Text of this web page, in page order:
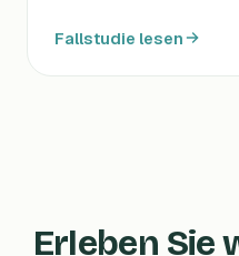
Fallstudie lesen
Erleben Sie